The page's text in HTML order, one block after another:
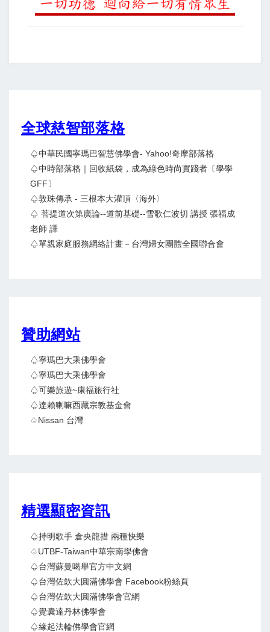
全球慈智部落格
♤中華民國寧瑪巴智慧佛學會- Yahoo!奇摩部落格
♤中時部落格｜回收紙袋，成為綠色時尚實踐者〔學學
GFF〕
♤敦珠傳承 - 三根本大灌頂〈海外〉
♤ 菩提道次第廣論--道前基礎--雪歌仁波切 講授 張福成
老師 譯
♤單親家庭服務網絡計畫－台灣婦女團體全國聯合會
贊助網站
♤寧瑪巴大乘佛學會
♤寧瑪巴大乘佛學會
♤可樂旅遊~康福旅行社
♤達賴喇嘛西藏宗教基金會
♤Nissan 台灣
精選顯密資訊
♤持明歌手 倉央龍措 兩種快樂
♤UTBF-Taiwan中華宗南學佛會
♤台灣蘇曼噶舉官方中文網
♤台灣佐欽大圓滿佛學會 Facebook粉絲頁
♤台灣佐欽大圓滿佛學會官網
♤覺囊達丹林佛學會
♤緣起法輪佛學會官網